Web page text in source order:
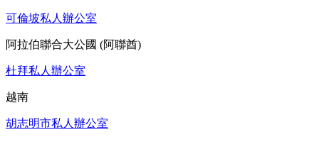
可倫坡私人辦公室
阿拉伯聯合大公國 (阿聯酋)
杜拜私人辦公室
越南
胡志明市私人辦公室